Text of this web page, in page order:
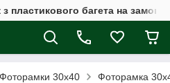
пластикового багета на
Фоторамки 30х40 Фоторамка